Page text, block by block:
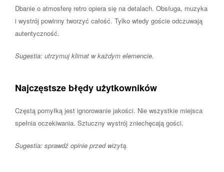
Dbanie o atmosferę retro opiera się na detalach. Obsługa, muzyka
i wystrój powinny tworzyć całość. Tylko wtedy goście odczuwają
autentyczność.
Sugestia: utrzymuj klimat w każdym elemencie.
Najczęstsze błędy użytkowników
Częstą pomyłką jest ignorowanie jakości. Nie wszystkie miejsca
spełnia oczekiwania. Sztuczny wystrój zniechęcają gości.
Sugestia: sprawdź opinie przed wizytą.